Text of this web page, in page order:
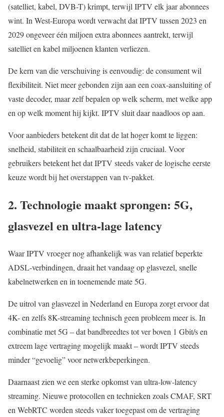
(satelliet, kabel, DVB-T) krimpt, terwijl IPTV elk jaar abonnees
wint. In West-Europa wordt verwacht dat IPTV tussen 2023 en
2029 ongeveer één miljoen extra abonnees aantrekt, terwijl
satelliet en kabel miljoenen klanten verliezen.
De kern van die verschuiving is eenvoudig: de consument wil
flexibiliteit. Niet meer gebonden zijn aan een coax-aansluiting of
vaste decoder, maar zelf bepalen op welk scherm, met welke app
en op welk moment hij kijkt. IPTV sluit daar naadloos op aan.
Voor aanbieders betekent dit dat de lat hoger komt te liggen:
snelheid, stabiliteit en schaalbaarheid zijn cruciaal. Voor
gebruikers betekent het dat IPTV steeds vaker de logische eerste
keuze wordt bij het overstappen van tv-pakket.
2. Technologie maakt sprongen: 5G,
glasvezel en ultra-lage latency
Waar IPTV vroeger nog afhankelijk was van relatief beperkte
ADSL-verbindingen, draait het vandaag op glasvezel, snelle
kabelnetwerken en in toenemende mate 5G.
De uitrol van glasvezel in Nederland en Europa zorgt ervoor dat
4K- en zelfs 8K-streaming technisch geen probleem meer is. In
combinatie met 5G – dat bandbreedtes tot ver boven 1 Gbit/s en
extreem lage vertraging mogelijk maakt – wordt IPTV steeds
minder “gevoelig” voor netwerkbeperkingen.
Daarnaast zien we een sterke opkomst van ultra-low-latency
streaming. Nieuwe protocollen en technieken zoals CMAF, SRT
en WebRTC worden steeds vaker toegepast om de vertraging